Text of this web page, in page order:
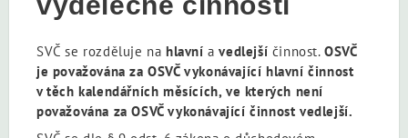
SVČ se rozděluje na hlavníavedlejší činnost.OSVČ
je považována za OSVČ vykonávající hlavní činnost
v těch kalendářních měsících, ve kterých není
považována za OSVČ vykonávající činnost vedlejší.